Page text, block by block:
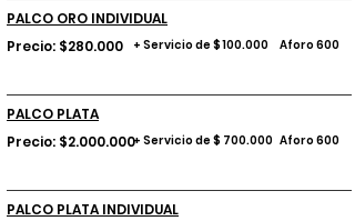
PALCO ORO INDIVIDUAL
+ Servicio de $ 100.000
Precio: $280.000 Aforo 600
PALCO PLATA
+ Servicio de $ 700.000
Precio: $2.000.000 Aforo 600
PALCO PLATA INDIVIDUAL